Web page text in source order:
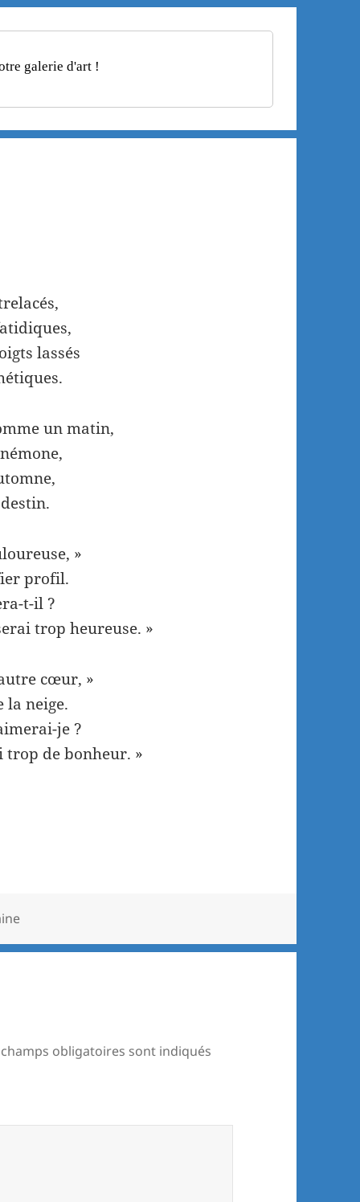
galerie d'art !
lassés
un matin,
»
profil.
t-il ?
trop heureuse. »
cœur, »
la neige.
je ?
trop de bonheur. »
champs obligatoires sont indiqués